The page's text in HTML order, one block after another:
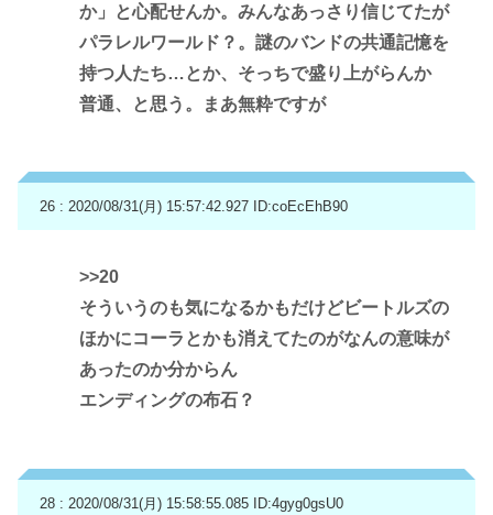
か」と心配せんか。みんなあっさり信じてたが
パラレルワールド？。謎のバンドの共通記憶を
持つ人たち…とか、そっちで盛り上がらんか
普通、と思う。まあ無粋ですが
26 : 2020/08/31(月) 15:57:42.927 ID:coEcEhB90
>>20
そういうのも気になるかもだけどビートルズの
ほかにコーラとかも消えてたのがなんの意味が
あったのか分からん
エンディングの布石？
28 : 2020/08/31(月) 15:58:55.085 ID:4gyg0gsU0